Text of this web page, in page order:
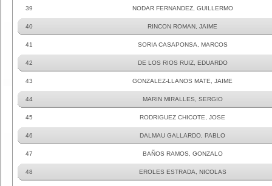
39 NODAR FERNANDEZ, GUILLERMO
40 RINCON ROMAN, JAIME
41 SORIA CASAPONSA, MARCOS
42 DE LOS RIOS RUIZ, EDUARDO
43 GONZALEZ-LLANOS MATE, JAIME
44 MARIN MIRALLES, SERGIO
45 RODRIGUEZ CHICOTE, JOSE
46 DALMAU GALLARDO, PABLO
47 BAÑOS RAMOS, GONZALO
48 EROLES ESTRADA, NICOLAS